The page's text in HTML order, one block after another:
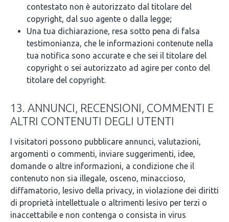
contestato non è autorizzato dal titolare del
copyright, dal suo agente o dalla legge;
Una tua dichiarazione, resa sotto pena di falsa
testimonianza, che le informazioni contenute nella
tua notifica sono accurate e che sei il titolare del
copyright o sei autorizzato ad agire per conto del
titolare del copyright.
13. ANNUNCI, RECENSIONI, COMMENTI E
ALTRI CONTENUTI DEGLI UTENTI
I visitatori possono pubblicare annunci, valutazioni,
argomenti o commenti, inviare suggerimenti, idee,
domande o altre informazioni, a condizione che il
contenuto non sia illegale, osceno, minaccioso,
diffamatorio, lesivo della privacy, in violazione dei diritti
di proprietà intellettuale o altrimenti lesivo per terzi o
inaccettabile e non contenga o consista in virus